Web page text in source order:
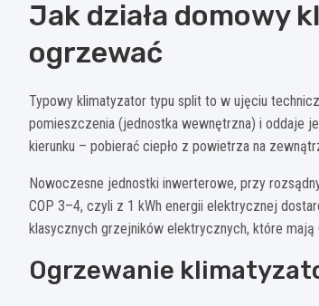
Jak działa domowy
ogrzewać
Typowy klimatyzator typu split to w ujęciu
pomieszczenia (jednostka wewnętrzna) i oddaje
kierunku – pobierać ciepło z powietrza na
Nowoczesne jednostki inwerterowe, przy
COP 3–4, czyli z 1 kWh energii elektrycznej
klasycznych grzejników elektrycznych, które mają
Ogrzewanie